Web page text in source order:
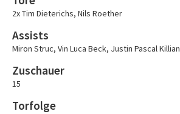
2x Tim Dieterichs, Nils Roether
Assists
Miron Struc, Vin Luca Beck, Justin Pascal Killian
Zuschauer
15
Torfolge